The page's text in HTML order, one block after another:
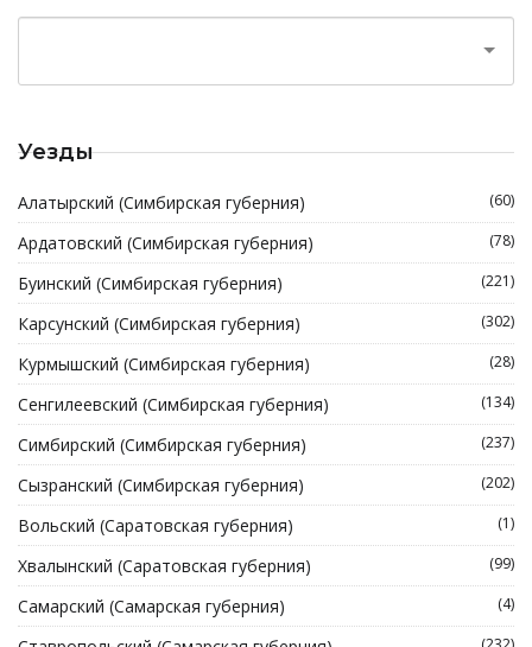
Уезды
Алатырский (Симбирская губерния) (60)
Ардатовский (Симбирская губерния) (78)
Буинский (Симбирская губерния) (221)
Карсунский (Симбирская губерния) (302)
Курмышский (Симбирская губерния) (28)
Сенгилеевский (Симбирская губерния) (134)
Симбирский (Симбирская губерния) (237)
Сызранский (Симбирская губерния) (202)
Вольский (Саратовская губерния) (1)
Хвалынский (Саратовская губерния) (99)
Самарский (Самарская губерния) (4)